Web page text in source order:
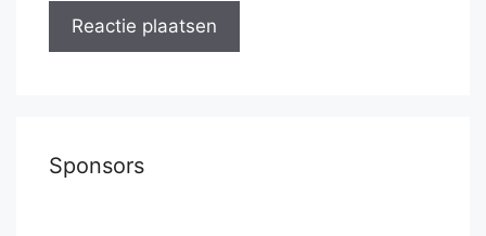
Sponsors